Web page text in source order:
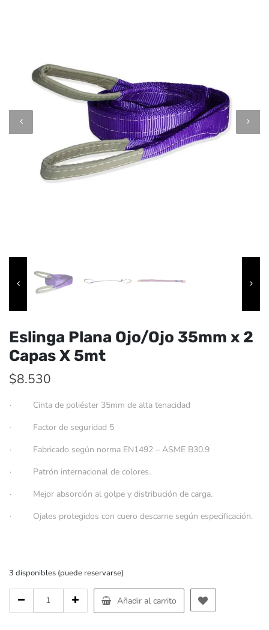
Eslinga Plana Ojo/Ojo 35mm x 2
Capas X 5mt
$8.530
· Cinta de poliéster 35mm de alta tenacidad
· Factor de seguridad 5
· Fabricado según norma EN1492 – ASME B30.9
· Patrón internacional de colores.
· Mejor absorción al golpe y distribución de carga.
· Ojales protegidos con cuero descarne según especificación.
3 disponibles (puede reservarse)
Añadir al carrito